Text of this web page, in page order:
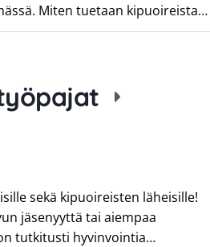
Miten tuetaan kipuoireista…
sekä kipuoireisten läheisille!
jäsenyyttä tai aiempaa
tutkitusti hyvinvointia…